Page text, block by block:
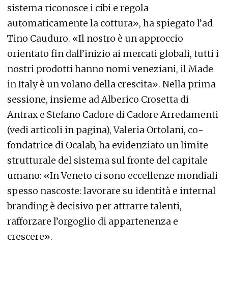
sistema riconosce i cibi e regola
automaticamente la cottura», ha spiegato l’ad
Tino Cauduro. «Il nostro è un approccio
orientato fin dall’inizio ai mercati globali, tutti i
nostri prodotti hanno nomi veneziani, il Made
in Italy è un volano della crescita». Nella prima
sessione, insieme ad Alberico Crosetta di
Antrax e Stefano Cadore di Cadore Arredamenti
(vedi articoli in pagina), Valeria Ortolani, co-
fondatrice di Ocalab, ha evidenziato un limite
strutturale del sistema sul fronte del capitale
umano: «In Veneto ci sono eccellenze mondiali
spesso nascoste: lavorare su identità e internal
branding è decisivo per attrarre talenti,
rafforzare l’orgoglio di appartenenza e
crescere».